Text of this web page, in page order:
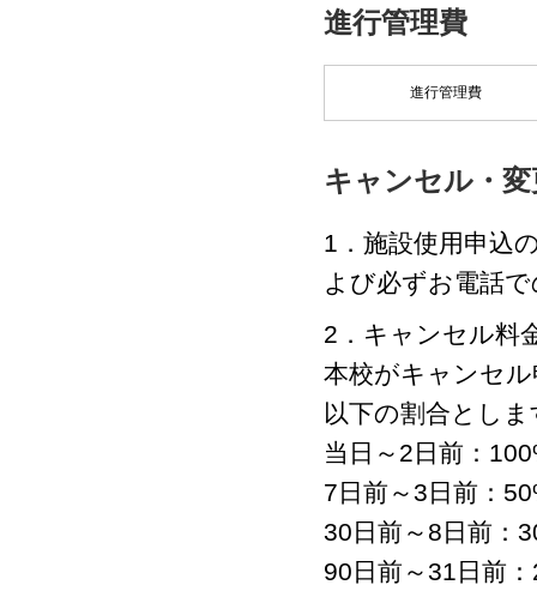
進行管理費
進行管理費
キャンセル・
1．施設使用申込
よび必ずお電話
2．キャンセル料
本校がキャンセ
以下の割合としま
当日～2日前：
7日前～3日前：
30日前～8日前：
90日前～31日前